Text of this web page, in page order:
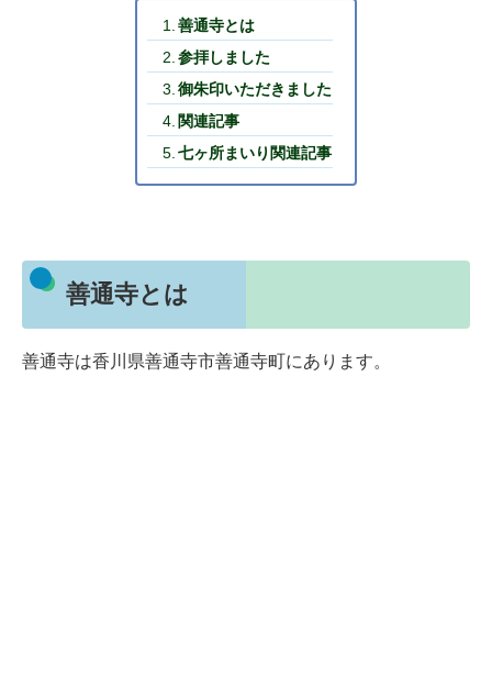
善通寺とは
参拝しました
御朱印いただきました
関連記事
七ヶ所まいり関連記事
善通寺とは
善通寺は香川県善通寺市善通寺町にあります。